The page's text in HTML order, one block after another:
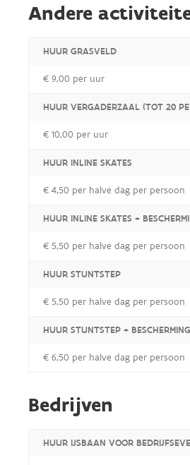
Andere
HUUR GRASVELD
€ 9,00 per uur
HUUR VERGADERZAAL (TOT 20
€ 10,00 per uur
HUUR INLINE SKATES
€ 4,50 per halve dag per persoon
HUUR INLINE SKATES +
€ 5,50 per halve dag per persoon
HUUR STUNTSTEP
€ 5,50 per halve dag per persoon
HUUR STUNTSTEP +
€ 6,50 per halve dag per persoon
Bedrijven
HUUR IJSBAAN VOOR